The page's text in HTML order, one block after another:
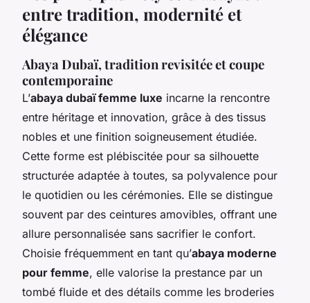
entre tradition, modernité et
élégance
Abaya Dubaï, tradition revisitée et coupe
contemporaine
L’abaya dubaï femme luxe incarne la rencontre
entre héritage et innovation, grâce à des tissus
nobles et une finition soigneusement étudiée.
Cette forme est plébiscitée pour sa silhouette
structurée adaptée à toutes, sa polyvalence pour
le quotidien ou les cérémonies. Elle se distingue
souvent par des ceintures amovibles, offrant une
allure personnalisée sans sacrifier le confort.
Choisie fréquemment en tant qu’abaya moderne
pour femme, elle valorise la prestance par un
tombé fluide et des détails comme les broderies